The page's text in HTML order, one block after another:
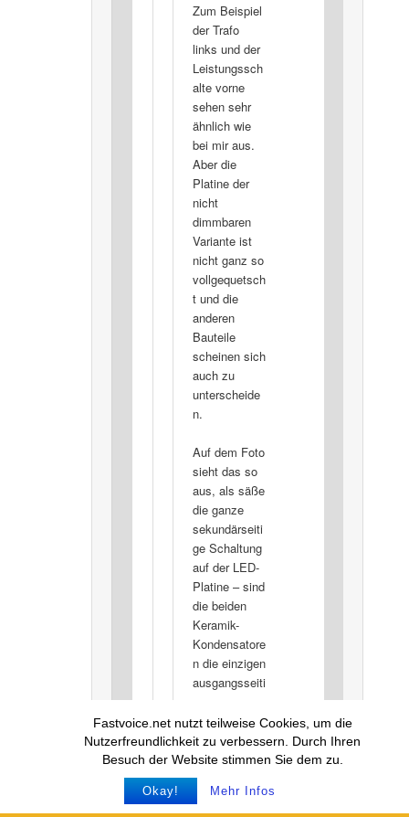
Fastvoice.net nutzt teilweise Cookies, um die
Nutzerfreundlichkeit zu verbessern. Durch Ihren
Besuch der Website stimmen Sie dem zu.
Okay! Mehr Infos
Zum Beispiel
der Trafo
links und der
Leistungssch
alte vorne
sehen sehr
ähnlich wie
bei mir aus.
Aber die
Platine der
nicht
dimmbaren
Variante ist
nicht ganz so
vollgequetsch
t und die
anderen
Bauteile
scheinen sich
auch zu
unterscheide
n.
Auf dem Foto
sieht das so
aus, als säße
die ganze
sekundärseiti
ge Schaltung
auf der LED-
Platine – sind
die beiden
Keramik-
Kondensatore
n die einzigen
ausgangsseiti
Kondensatore
n, oder ist
das auf der
LED-Platine
nur eine